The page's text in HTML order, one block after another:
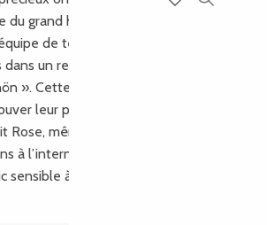
du grand hebdomadaire allemand
de télévision WDR, incluant
un reportage pour l’émission «
». Cette visibilité permet à mes
leur place bien au-delà de la
Rose, même en dehors des salons
à l’international, en touchant un
sensible à leur singularité.